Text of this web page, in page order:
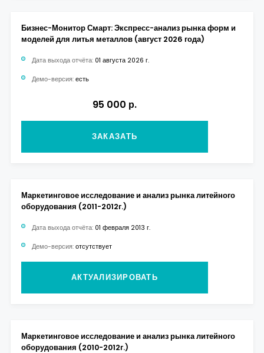
Бизнес-Монитор Смарт: Экспресс-анализ рынка форм и
моделей для литья металлов (август 2026 года)
Дата выхода отчёта: 01 августа 2026 г.
Демо-версия: есть
95 000 р.
ЗАКАЗАТЬ
Маркетинговое исследование и анализ рынка литейного
оборудования (2011-2012г.)
Дата выхода отчёта: 01 февраля 2013 г.
Демо-версия: отсутствует
АКТУАЛИЗИРОВАТЬ
Маркетинговое исследование и анализ рынка литейного
оборудования (2010-2012г.)